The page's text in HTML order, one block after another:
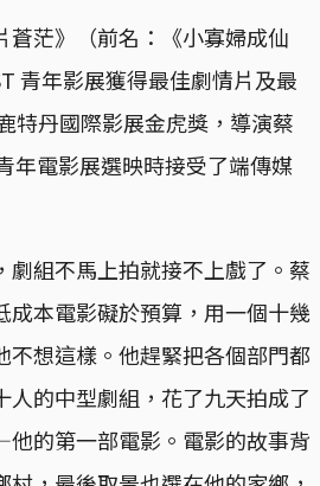
蒼茫》（前名：《小寡婦成仙
青年影展獲得最佳劇情片及最
特丹國際影展金虎獎，導演蔡
年電影展選映時接受了端傳媒
劇組不馬上拍就接不上戲了。蔡
成本電影礙於預算，用一個十幾
不想這樣。他趕緊把各個部門都
人的中型劇組，花了九天拍成了
的第一部電影。電影的故事背